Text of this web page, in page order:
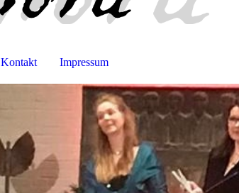
Kontakt Impressum